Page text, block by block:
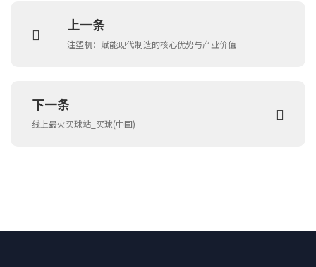
上一条
注塑机：赋能现代制造的核心优势与产业价值
下一条
线上最火买球站_买球(中国)